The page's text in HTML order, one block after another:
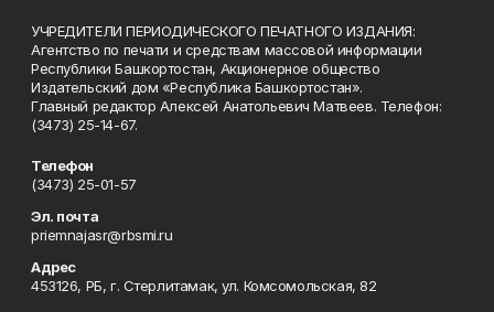
УЧРЕДИТЕЛИ ПЕРИОДИЧЕСКОГО ПЕЧАТНОГО ИЗДАНИЯ:
Агентство по печати и средствам массовой информации
Республики Башкортостан, Акционерное общество
Издательский дом «Республика Башкортостан».
Главный редактор Алексей Анатольевич Матвеев. Телефон:
(3473) 25-14-67.
Телефон
(3473) 25-01-57
Эл. почта
priemnajasr@rbsmi.ru
Адрес
453126, РБ, г. Стерлитамак, ул. Комсомольская, 82